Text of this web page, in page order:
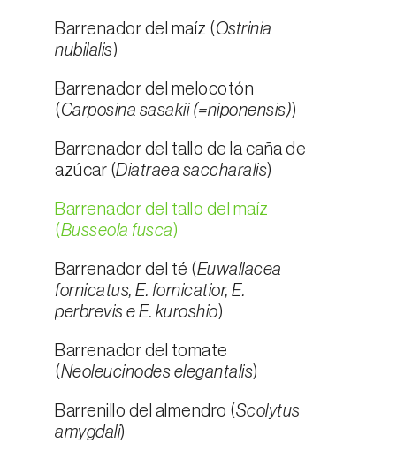
Barrenador del maíz (Ostrinia
nubilalis)
Barrenador del melocotón
(Carposina sasakii (=niponensis))
Barrenador del tallo de la caña de
azúcar (Diatraea saccharalis)
Barrenador del tallo del maíz
(Busseola fusca)
Barrenador del té (Euwallacea
fornicatus, E. fornicatior, E.
perbrevis e E. kuroshio)
Barrenador del tomate
(Neoleucinodes elegantalis)
Barrenillo del almendro (Scolytus
amygdali)